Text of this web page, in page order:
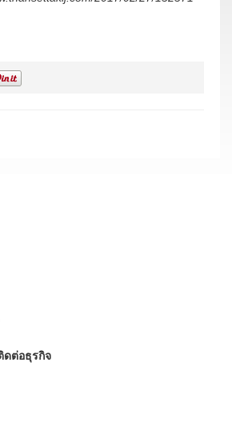
ต่อธุรกิจ